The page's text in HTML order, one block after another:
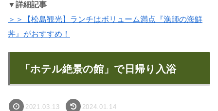
▼詳細記事
＞＞【松島観光】ランチはボリューム満点『漁師の海鮮
丼』がおすすめ！
「ホテル絶景の館」で日帰り入浴
2021.03.13 2024.01.14